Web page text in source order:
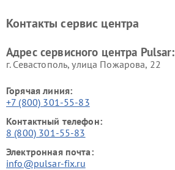
Контакты сервис центра
Адрес сервисного центра Pulsar:
г. Севастополь, улица Пожарова, 22
Горячая линия:
+7 (800) 301-55-83
Контактный телефон:
8 (800) 301-55-83
Электронная почта:
info@pulsar-fix.ru